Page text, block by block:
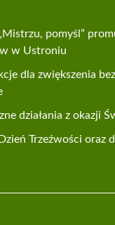
pomyśl”
w Ustroniu
dla zwiększenia
działania z okazji
Trzeźwości oraz